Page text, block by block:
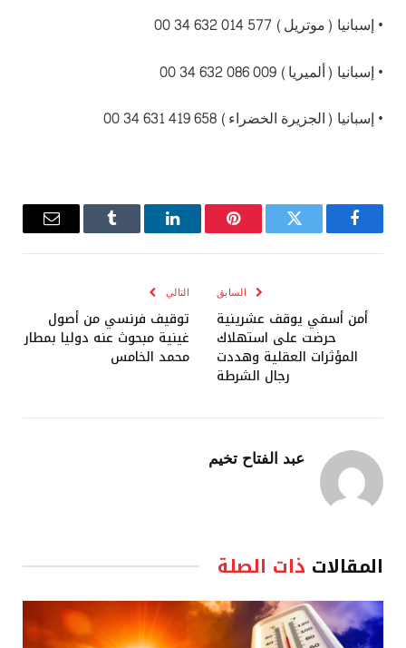
• إسبانيا (موتريل) 577 014 632 34 00
• إسبانيا (ألميريا) 009 086 632 34 00
• إسبانيا (الجزيرة الخضراء) 658 419 631 34 00
فيسبوك تويتر بينتيريستلينكدإن Tumblr
البريد
السابق
أمن أسفي يوقف عشرينية
حرضت على استهلاك
المؤثرات العقلية وهددت
رجال الشرطة
التالي
توقيف فرنسي من أصول
غينية مبحوث عنه دوليا بمطار
محمد الخامس
عبد الفتاح تخيم
المقالات ذات الصلة